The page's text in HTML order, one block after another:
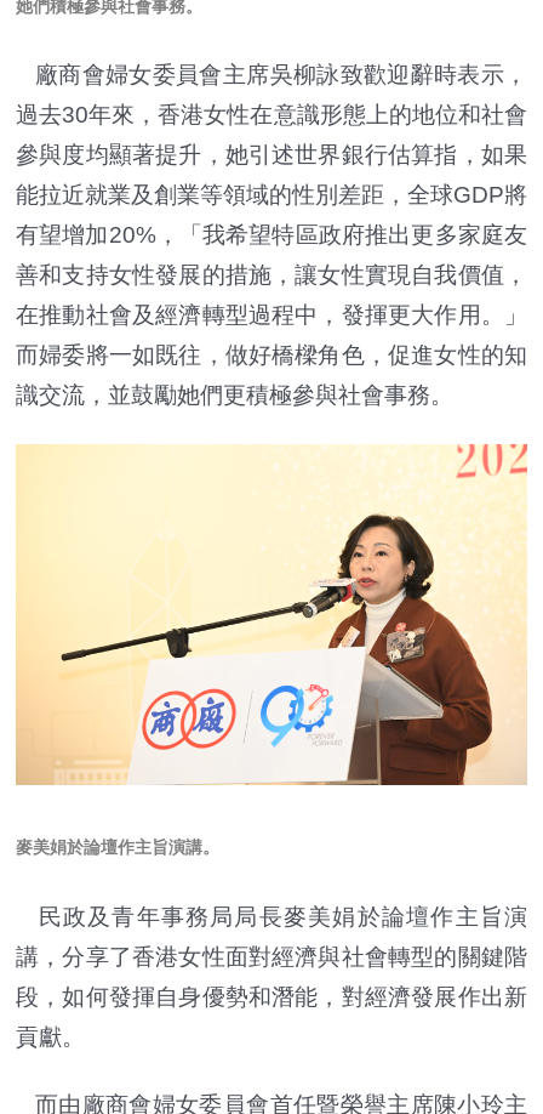
她們積極參與社會事務。
廠商會婦女委員會主席吳柳詠致歡迎辭時表示，
過去30年來，香港女性在意識形態上的地位和社會
參與度均顯著提升，她引述世界銀行估算指，如果
能拉近就業及創業等領域的性別差距，全球GDP將
有望增加20%，「我希望特區政府推出更多家庭友
善和支持女性發展的措施，讓女性實現自我價值，
在推動社會及經濟轉型過程中，發揮更大作用。」
而婦委將一如既往，做好橋樑角色，促進女性的知
識交流，並鼓勵她們更積極參與社會事務。
麥美娟於論壇作主旨演講。
民政及青年事務局局長麥美娟於論壇作主旨演
講，分享了香港女性面對經濟與社會轉型的關鍵階
段，如何發揮自身優勢和潛能，對經濟發展作出新
貢獻。
而由廠商會婦女委員會首任暨榮譽主席陳小玲主